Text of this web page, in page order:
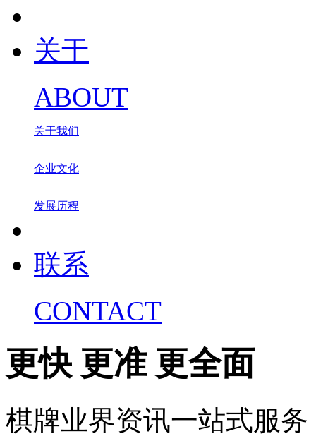
关于
ABOUT
关于我们
企业文化
发展历程
联系
CONTACT
更快 更准 更全面
棋牌业界资讯一站式服务